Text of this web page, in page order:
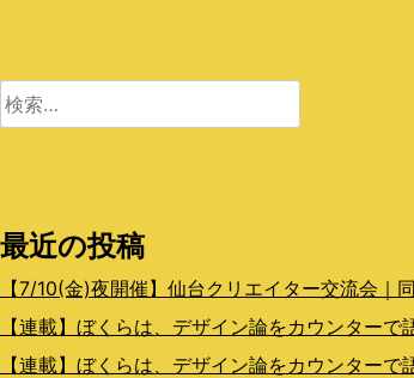
ビ
シ
ョ
ン
検
最近の投稿
【7/10(金)夜開催】仙台クリエイター交流会｜
【連載】ぼくらは、デザイン論をカウンター
【連載】ぼくらは、デザイン論をカウンター